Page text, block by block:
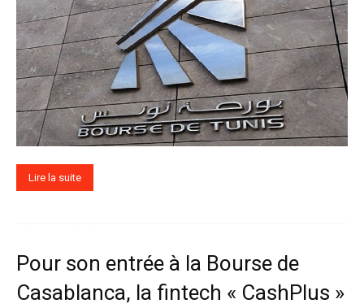
Lire la suite
Pour son entrée à la Bourse de
Casablanca, la fintech « CashPlus »